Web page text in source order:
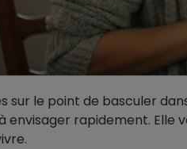
sur le point de basculer
envisager rapidement.